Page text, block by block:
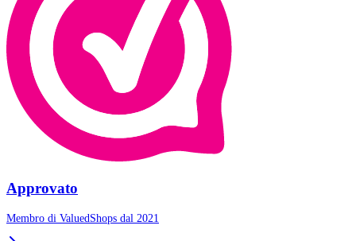
Approvato
Membro di ValuedShops dal 2021